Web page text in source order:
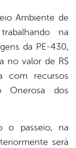
Ambiente de
na
da PE-430,
no valor de R$
com recursos
Onerosa dos
o passeio, na
será